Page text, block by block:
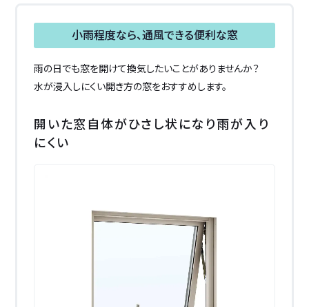
小雨程度なら、通風できる便利な窓
雨の日でも窓を開けて換気したいことがありませんか？
水が浸入しにくい開き方の窓をおすすめします。
開いた窓自体がひさし状になり雨が入り
にくい